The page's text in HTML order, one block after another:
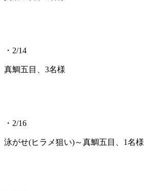
・2/14
真鯛五目、3名様
・2/16
泳がせ(ヒラメ狙い)～真鯛五目、1名様